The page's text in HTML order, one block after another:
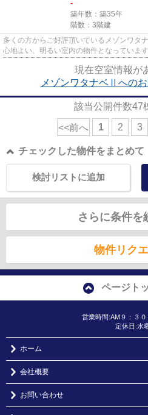
-
築年数：築35年
階数：3階建
多くの方からご好評頂いているメゾンワタ
心地よい、明るい室内の物件となっていま
現在空室情報が
メゾンワタナベⅡへの
該当公開件数47
<<前へ 1 2 3
チェックした物件をまとめて
検討リストに追加
さらに条件を
物件リク
ページト
営業時間:AM９：３０
定休日:水
ホーム
会社概要
お問い合わせ